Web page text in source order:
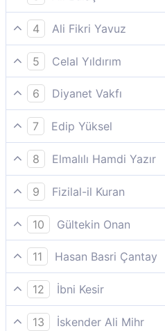
Eyke halkı da, gönderilen
4
Ali Fikri Yavuz
Eyke (adındaki yerin) halkı
tekzip etti.
5
Celal Yıldırım
Eykeli´ler (=Ormanda
gönderildiği kavim) de
6
Diyanet Vakfı
Eyke halkı da peygamberleri
7
Edip Yüksel
Eyke halkı da elçileri
8
Elmalılı Hamdi Yazır
Eyke halkı da peygamberleri
9
Fizilal-il Kuran
Eyke halkı da
10
Gültekin Onan
Eyke halkı da, gönderilen
11
Hasan Basri Çantay
Eyke yârânı da (gönderilen)
etmişdir.
12
İbni Kesir
Eyke halkı da peygamberleri
13
İskender Ali Mihr